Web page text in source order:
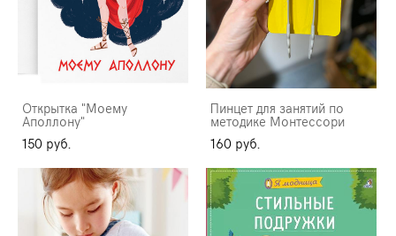
Открытка "Моему
Аполлону"
150 pуб.
Пинцет для занятий по
методике Монтессори
160 pуб.